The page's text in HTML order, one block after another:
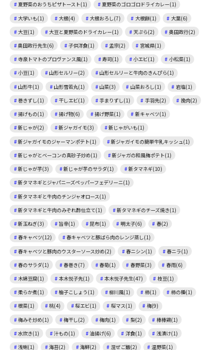
夏野菜のおうちピザトースト(1)
夏野菜のゴロゴロドライカレー(1)
大学いも(1)
大根(4) 大根おろし(7) 大根餅(1)
大葉(6)
大豆(1)
大豆と夏野菜のドライカレー(1) 天ぷら(2)
奥田政行(2)
奥田政行先生(6)
子供洋食(1) 孟宗(2)
宮城県(1)
寺泉トマトのプロヴァンス風(1)
寿司(1) 小エビ(1)
小松菜(1)
小豆(1)
山形セルリー(2)
山形セルリーと牛肉のきんぴら(1)
山形牛(1)
山形雪若丸(1) 山菜(3) 山菜おろし(1)
岩塩(1)
巻きずし(1)
干しエビ(1) 手まりずし(1) 手羽先(2)
挽肉(2)
揚げもの(1)
揚げ物(6) 揚げ野菜(1)
新キャベツ(1)
新じゃが(2)
新ジャガイモ(3)
新じゃがいも(1)
新ジャガイモのジャーマンポテト(1)
新ジャガイモの簡単牛乳キッシュ(1)
新じゃがとベーコンの真砂子炒め(1)
新ジャガの和風梅ポテト(1)
新じゃが芋(3)
新じゃが芋のサラダ(1)
新タマネギ(10)
新タマネギとジャパニーズペッパーフェデリーニ(1)
新タマネギと牛肉のチンジャオロース(1)
新タマネギと牛肉のみぞれ酢仕立て(1)
新タマネギのチーズ焼き(1)
新玉ねぎ(3)
旨辛(1) 昆布(1) 明太子(6)
春(2)
春キャベツ(12)
春キャベツと豚ばら肉のレンジ蒸し(1)
春キャベツと豚肉のウスターソース炒め(2)
春ニシン(1)
春ニラ(1)
春のサラダ(1)
春巻き(7) 春菊(1) 春野菜(3)
春雨(6)
木綿豆腐(1)
本木悦子先(1) 本木悦子先生(47)
枝豆(1)
柔らか煮(1)
柚子こしょう(1) 柳川風(1) 柿(1)
柿の種(1)
根菜(1)
桃(4) 桜エビ(1) 桜マス(1)
梅(9)
梅みそ炒め(1)
梅干し(2) 梅肉(1) 梨(2)
棒棒鶏(1)
水炊き(1)
汁もの(1) 油揚げ(6) 洋食(1)
浅漬け(1)
浅蜊(1)
海苔(2) 海鮮(2) 混ぜご飯(2) 温野菜(1)